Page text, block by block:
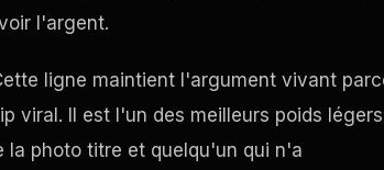
l'argent.
ligne maintient l'argument vivant
viral. Il est l'un des meilleurs poids légers
la photo titre et quelqu'un qui n'a